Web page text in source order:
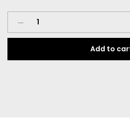
Puppyren
Add to